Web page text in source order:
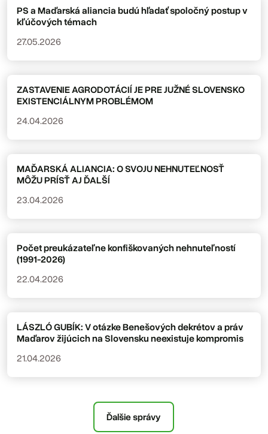
PS a Maďarská aliancia budú hľadať spoločný postup v
kľúčových témach
27.05.2026
ZASTAVENIE AGRODOTÁCIÍ JE PRE JUŽNÉ SLOVENSKO
EXISTENCIÁLNYM PROBLÉMOM
24.04.2026
MAĎARSKÁ ALIANCIA: O SVOJU NEHNUTEĽNOSŤ
MÔŽU PRÍSŤ AJ ĎALŠÍ
23.04.2026
Počet preukázateľne konfiškovaných nehnuteľností
(1991-2026)
22.04.2026
LÁSZLÓ GUBÍK: V otázke Benešových dekrétov a práv
Maďarov žijúcich na Slovensku neexistuje kompromis
21.04.2026
Ďalšie správy